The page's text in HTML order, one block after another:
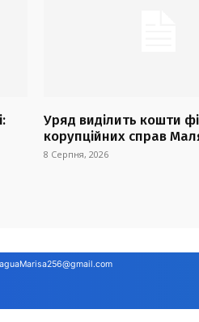
Уряд виділить кошти
корупційних справ
8 Серпня, 2026